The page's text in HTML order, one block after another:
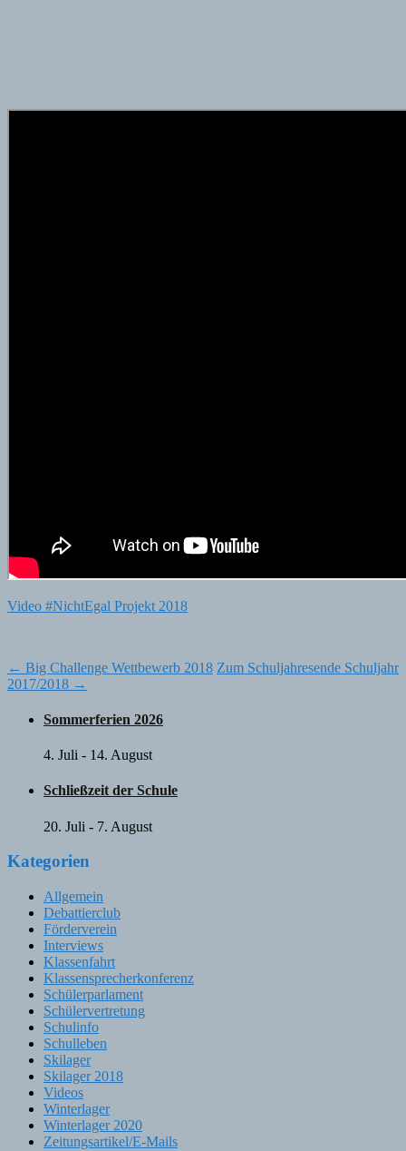
Video #NichtEgal Projekt 2018
Post
navigation
← Big Challenge Wettbewerb 2018 Zum Schuljahresende Schuljahr
2017/2018 →
Sommerferien 2026
4. Juli - 14. August
Schließzeit der Schule
20. Juli - 7. August
Kategorien
Allgemein
Debattierclub
Förderverein
Interviews
Klassenfahrt
Klassensprecherkonferenz
Schülerparlament
Schülervertretung
Schulinfo
Schulleben
Skilager
Skilager 2018
Videos
Winterlager
Winterlager 2020
Zeitungsartikel/E-Mails